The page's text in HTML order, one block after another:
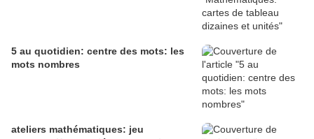
5 au quotidien: centre des mots: les
mots nombres
ateliers mathématiques: jeu